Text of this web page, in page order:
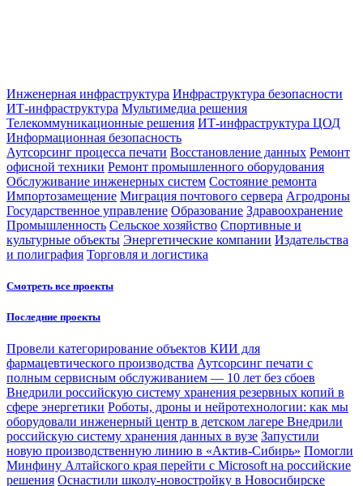
Инженерная инфраструктура Инфраструктура безопасности
ИТ-инфраструктура Мультимедиа решения
Телекоммуникационные решения ИТ-инфраструктура ЦОД
Информационная безопасность
Аутсорсинг процесса печати Восстановление данных Ремонт
офисной техники Ремонт промышленного оборудования
Обслуживание инженерных систем Состояние ремонта
Импортозамещение Миграция почтового сервера Агродроны
Государственное управление Образование Здравоохранение
Промышленность Сельское хозяйство Спортивные и
культурные объекты Энергетические компании Издательства
и полиграфия Торговля и логистика
Смотреть все проекты
Последние проекты
Провели категорирование объектов КИИ для
фармацевтического производства Аутсорсинг печати с
полным сервисным обслуживанием — 10 лет без сбоев
Внедрили российскую систему хранения резервных копий в
сфере энергетики Роботы, дроны и нейротехнологии: как мы
оборудовали инженерный центр в детском лагере Внедрили
российскую систему хранения данных в вузе Запустили
новую производственную линию в «Актив-Сибирь» Помогли
Минфину Алтайского края перейти с Microsoft на российские
решения Оснастили школу-новостройку в Новосибирске